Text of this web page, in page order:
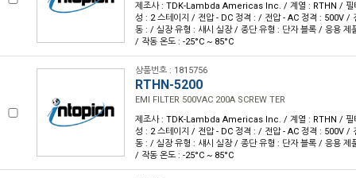
제조사 : TDK-Lambda Americas Inc. / 계열 : RTHN / 필
성 : 2 스테이지 / 전압 - DC 정격 : / 전압 - AC 정격 : 500V /
동 : / 실장 유형 : 섀시 실장 / 종단 유형 : 단자 블록 / 응용 제
/ 작동 온도 : -25°C ~ 85°C
상품번호 : 1815756
RTHN-5200
EMI FILTER 500VAC 200A SCREW TER
제조사 : TDK-Lambda Americas Inc. / 계열 : RTHN / 필
성 : 2 스테이지 / 전압 - DC 정격 : / 전압 - AC 정격 : 500V /
동 : / 실장 유형 : 섀시 실장 / 종단 유형 : 단자 블록 / 응용 제
/ 작동 온도 : -25°C ~ 85°C